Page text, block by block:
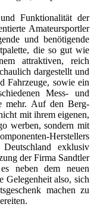
Funktionalität der
Amateursportler
und benötigende
die so gut wie
attraktiven, reich
dargestellt und
Fahrzeuge, sowie ein
Mess- und
mehr. Auf den Berg-
mit ihrem eigenen,
werben, sondern mit
Herstellers
exklusiv
der Firma Sandtler
neben dem neuen
Gelegenheit also, sich
machen zu